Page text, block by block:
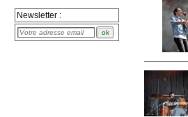
Newsletter :